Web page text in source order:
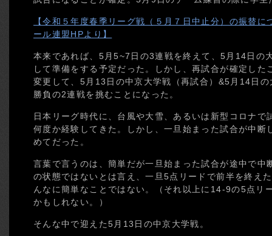
【令和５年度春季リーグ戦（５月７日中止分）の振替
ール連盟HPより】
本来であれば、5月5~7日の3連戦を終えて、5月14日の
して準備をする予定だった。しかし、再試合が確定した
変更して、5月13日の中京大学戦（再試合）&5月14日
勝負の2連戦を挑むことになった。
日本リーグ時代に、台風や大雪、あるいは新型コロナで
何度か経験してきた。しかし、一旦始まった試合が中断
めてだった。
言葉で言うのは、簡単だが一旦始まった試合が途中で中
の状態ではないとは言え、一旦5点リードで前半を終え
んなに簡単なことではない。（それ以上に14-9の5点リ
かもしれない。）
そんな中で迎えた5月13日の中京大学戦。